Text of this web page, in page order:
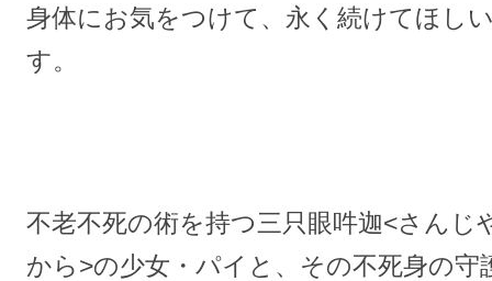
身体にお気をつけて、永く続けてほし
す。
不老不死の術を持つ三只眼吽迦<さんじ
から>の少女・パイと、その不死身の守